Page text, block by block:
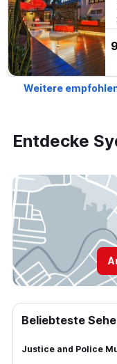
Weitere
Entdecke
Beliebteste
Justice and Police